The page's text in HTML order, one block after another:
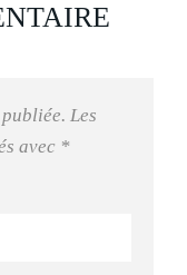
Les
avec *